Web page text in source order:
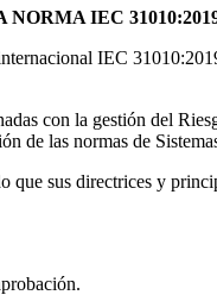
IEC
IEC
con la gestión del
de las normas de
sus directrices y